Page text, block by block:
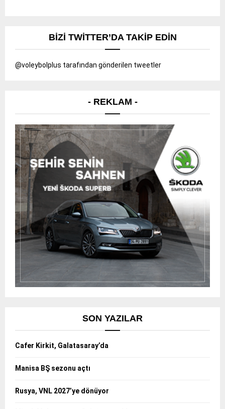
BIZI TWITTER’DA TAKIP EDIN
@voleybolplus tarafından gönderilen tweetler
- REKLAM -
SON YAZILAR
Cafer Kirkit, Galatasaray’da
Manisa BŞ sezonu açtı
Rusya, VNL 2027’ye dönüyor